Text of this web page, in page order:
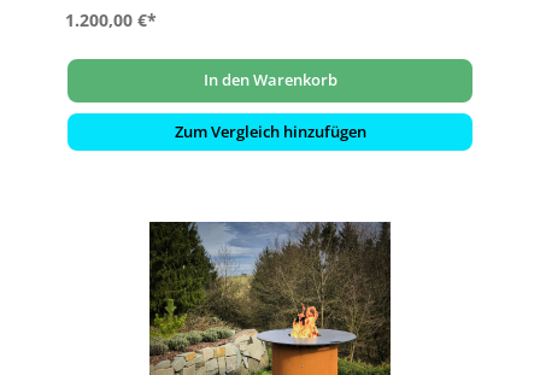
1.200,00 €*
In den Warenkorb
Zum Vergleich hinzufügen